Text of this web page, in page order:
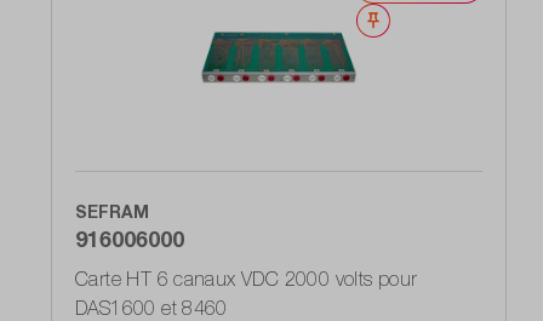
Noter
SEFRAM
916006000
Carte HT 6 canaux VDC 2000 volts pour
DAS1600 et 8460